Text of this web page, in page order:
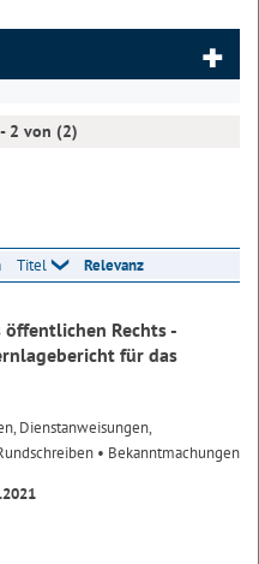
2 von (2)
Titel Relevanz
öffentlichen Rechts -
für das
Dienstanweisungen,
• Bekanntmachungen